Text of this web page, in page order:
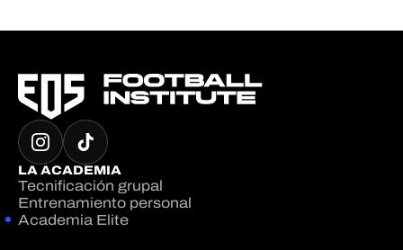
LA ACADEMIA
Tecnificación grupal
Entrenamiento personal
Academia Elite